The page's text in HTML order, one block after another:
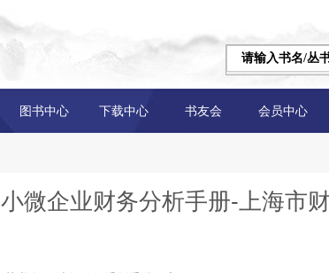
图书中心 下载中心 书友会 会员中心
小微企业财务分析手册-上海市